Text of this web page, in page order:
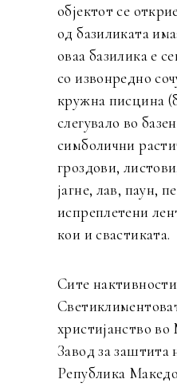
објектот се
од базиликата
оваа базилика е
со извонредно
кружна писцина
слегувало во
симболични
гроздови,
јагне, лав, паун,
испреплетени
кои и свастиката.
Сите
христијанство
Завод за
Република